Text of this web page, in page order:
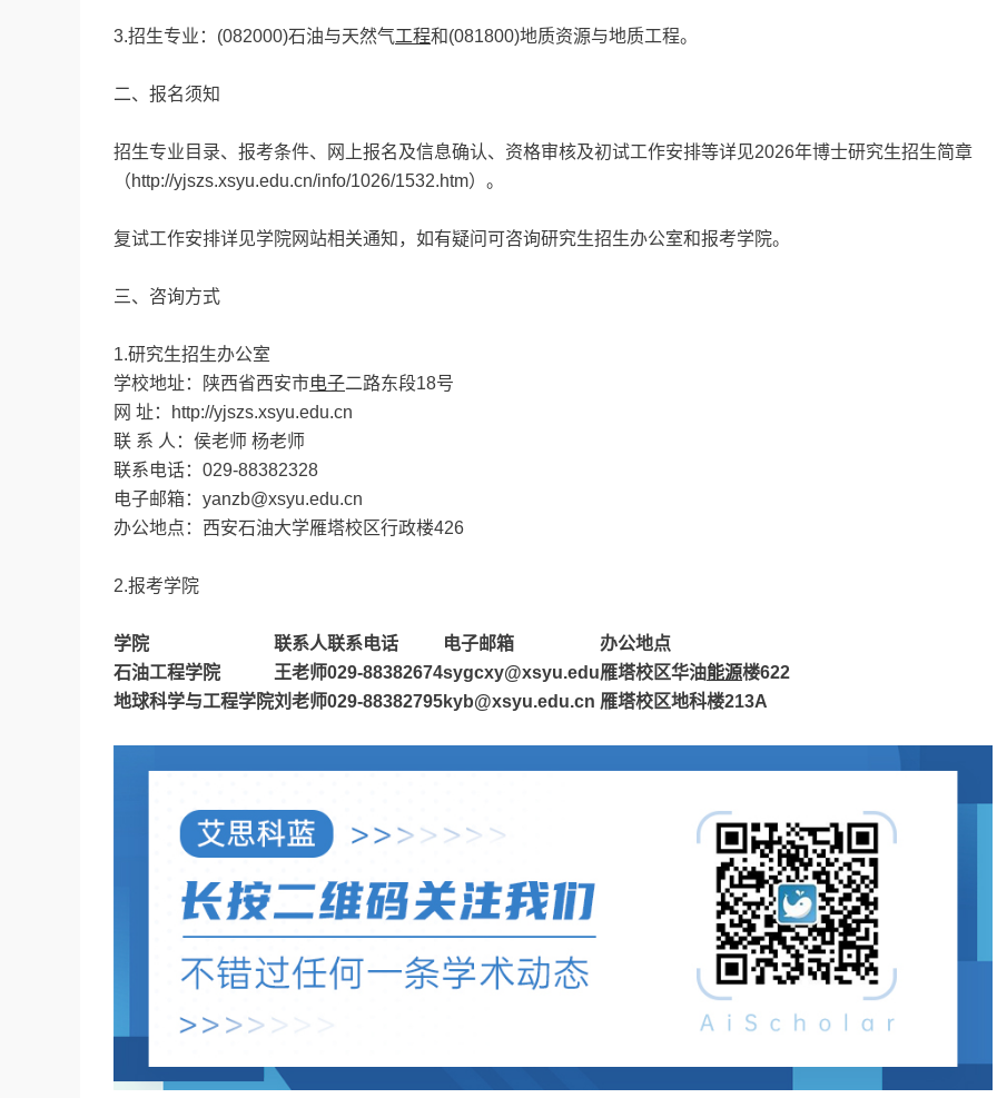
3.招生专业：(082000)石油与天然气工程和(081800)地质资源与地质工程。
二、报名须知
招生专业目录、报考条件、网上报名及信息确认、资格审核及初试工作安排等详见2026年博士研究生招生简章
（http://yjszs.xsyu.edu.cn/info/1026/1532.htm）。
复试工作安排详见学院网站相关通知，如有疑问可咨询研究生招生办公室和报考学院。
三、咨询方式
1.研究生招生办公室
学校地址：陕西省西安市电子二路东段18号
网 址：http://yjszs.xsyu.edu.cn
联 系 人：侯老师 杨老师
联系电话：029-88382328
电子邮箱：yanzb@xsyu.edu.cn
办公地点：西安石油大学雁塔校区行政楼426
2.报考学院
学院 联系人联系电话 电子邮箱
办公地点
石油工程学院
王老师029-88382674sygcxy@xsyu.edu雁塔校区华油能源楼622
地球科学与工程学院刘老师029-88382795kyb@xsyu.edu.cn 雁塔校区地科楼213A